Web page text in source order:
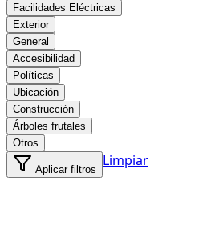
Facilidades Eléctricas
Exterior
General
Accesibilidad
Políticas
Ubicación
Construcción
Árboles frutales
Otros
Aplicar filtros
Limpiar